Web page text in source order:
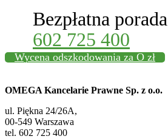
Bezpłatna
602 725 400
Wycena odszkodowania za O zł
OMEGA Kancelarie Prawne Sp. z o.o.
ul. Piękna 24/26A,
00-549 Warszawa
tel. 602 725 400